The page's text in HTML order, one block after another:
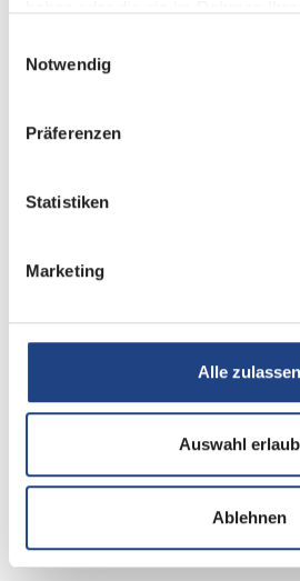
Notwendig
Präferenzen
Statistiken
Marketing
Alle zulassen
Auswahl
Ablehnen
Heizung / Klima
Kompressor-Kühlschrank